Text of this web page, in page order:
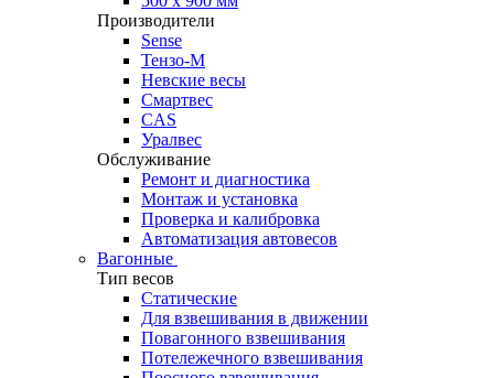
Производители
Sense
Тензо-М
Невские весы
Смартвес
CAS
Уралвес
Обслуживание
Ремонт и диагностика
Монтаж и установка
Проверка и калибровка
Автоматизация автовесов
Вагонные
Тип весов
Статические
Для взвешивания в движении
Повагонного взвешивания
Потележечного взвешивания